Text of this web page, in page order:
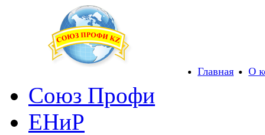
Главная О
Союз Профи
ЕНиР